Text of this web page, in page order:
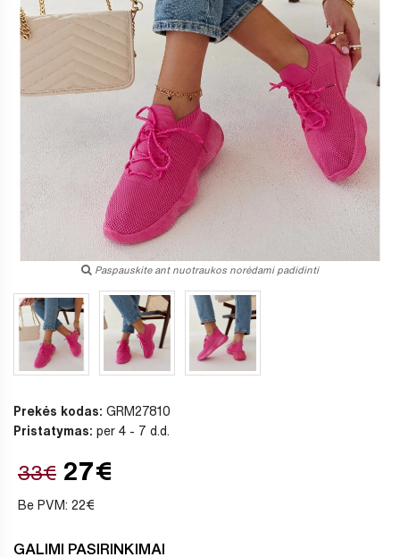
Paspauskite ant nuotraukos norėdami padidinti
Prekės kodas: GRM27810
Pristatymas: per 4 - 7 d.d.
33€ 27€
Be PVM: 22€
GALIMI PASIRINKIMAI